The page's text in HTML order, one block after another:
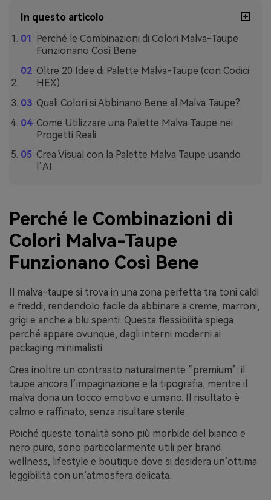
In questo articolo
Perché le Combinazioni di Colori Malva-Taupe
Funzionano Così Bene
Oltre 20 Idee di Palette Malva-Taupe (con Codici
HEX)
Quali Colori si Abbinano Bene al Malva Taupe?
Come Utilizzare una Palette Malva Taupe nei
Progetti Reali
Crea Visual con la Palette Malva Taupe usando
l’AI
Perché le Combinazioni di
Colori Malva-Taupe
Funzionano Così Bene
Il malva-taupe si trova in una zona perfetta tra toni caldi
e freddi, rendendolo facile da abbinare a creme, marroni,
grigi e anche a blu spenti. Questa flessibilità spiega
perché appare ovunque, dagli interni moderni ai
packaging minimalisti.
Crea inoltre un contrasto naturalmente “premium”: il
taupe ancora l’impaginazione e la tipografia, mentre il
malva dona un tocco emotivo e umano. Il risultato è
calmo e raffinato, senza risultare sterile.
Poiché queste tonalità sono più morbide del bianco e
nero puro, sono particolarmente utili per brand
wellness, lifestyle e boutique dove si desidera un’ottima
leggibilità con un’atmosfera delicata.